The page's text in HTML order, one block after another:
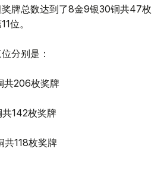
牌总数达到了8金9银30铜共47枚
位。
分别是：
共206枚奖牌
142枚奖牌
118枚奖牌